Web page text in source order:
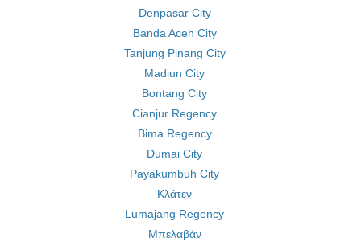
Denpasar City
Banda Aceh City
Tanjung Pinang City
Madiun City
Bontang City
Cianjur Regency
Bima Regency
Dumai City
Payakumbuh City
Κλάτεν
Lumajang Regency
Μπελαβάν